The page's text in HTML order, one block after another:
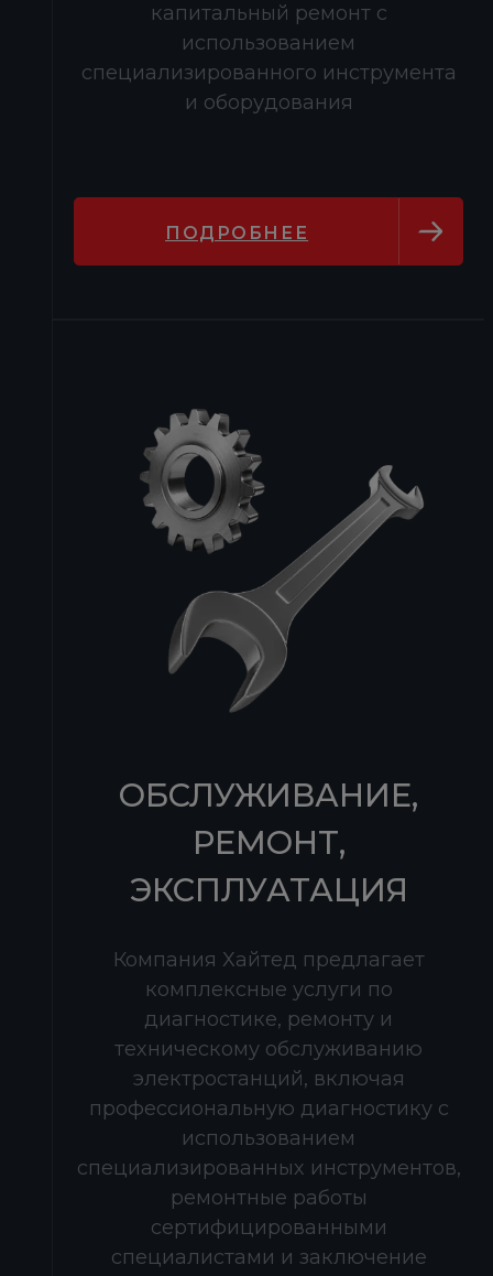
капитальный ремонт с
использованием
специализированного инструмента
и оборудования
ПОДРОБНЕЕ
ОБСЛУЖИВАНИЕ,
РЕМОНТ,
ЭКСПЛУАТАЦИЯ
Компания Хайтед предлагает
комплексные услуги по
диагностике, ремонту и
техническому обслуживанию
электростанций, включая
профессиональную диагностику с
использованием
специализированных инструментов,
ремонтные работы
сертифицированными
специалистами и заключение